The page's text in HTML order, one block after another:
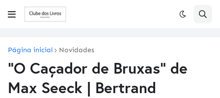
Página inicial Novidades
"O Caçador de Bruxas" de
Max Seeck | Bertrand